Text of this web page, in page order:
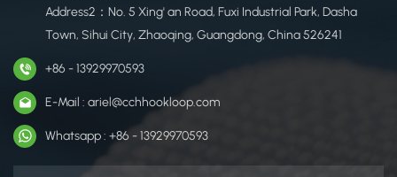
Address2：No. 5 Xing' an Road, Fuxi Industrial Park, Dasha
Town, Sihui City, Zhaoqing, Guangdong, China 526241
+86 - 13929970593
E-Mail : ariel@cchhookloop.com
Whatsapp : +86 - 13929970593